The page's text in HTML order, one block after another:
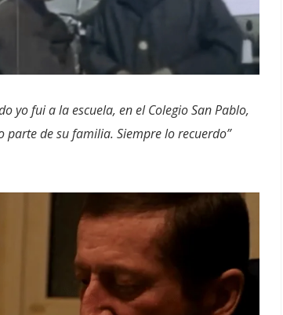
yo fui a la escuela, en el Colegio San Pablo,
de su familia. Siempre lo recuerdo”